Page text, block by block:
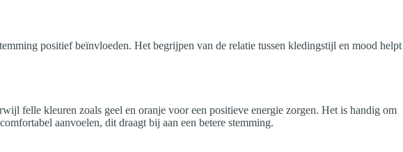
positief beïnvloeden. Het begrijpen van de relatie tussen kledingstijl en mood helpt
felle kleuren zoals geel en oranje voor een positieve energie zorgen. Het is handig om
aanvoelen, dit draagt bij aan een betere stemming.